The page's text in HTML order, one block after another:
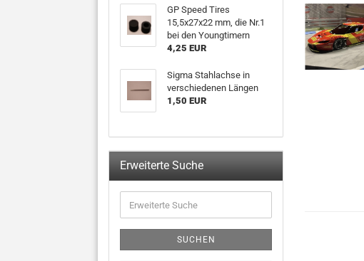
GP Speed Tires
15,5x27x22 mm, die Nr.1
bei den Youngtimern
4,25 EUR
Sigma Stahlachse in
verschiedenen Längen
1,50 EUR
Erweiterte Suche
Suche
SUCHEN